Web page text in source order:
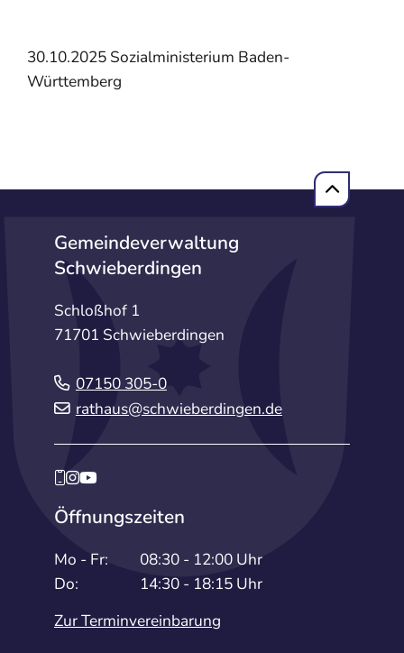
30.10.2025 Sozialministerium Baden-
Württemberg
Gemeindeverwaltung
Schwieberdingen
Schloßhof 1
71701 Schwieberdingen
07150 305-0
rathaus@schwieberdingen.de
Öffnungszeiten
Mo - Fr:
08:30 - 12:00 Uhr
Do:
14:30 - 18:15 Uhr
Zur Terminvereinbarung